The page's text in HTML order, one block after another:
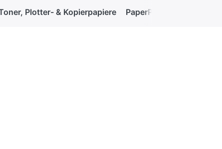
Plotter- & Kopierpapiere PaperPro High-